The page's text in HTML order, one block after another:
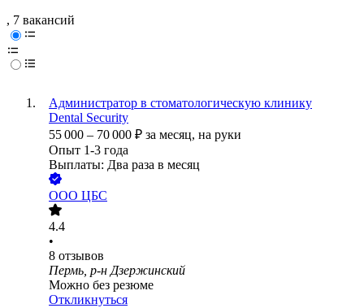
, 7 вакансий
Администратор в стоматологическую клинику
Dental Security
55 000 – 70 000 ₽ за месяц, на руки
Опыт 1-3 года
Выплаты: Два раза в месяц
ООО ЦБС
4.4
•
8 отзывов
Пермь, р-н Дзержинский
Можно без резюме
Откликнуться